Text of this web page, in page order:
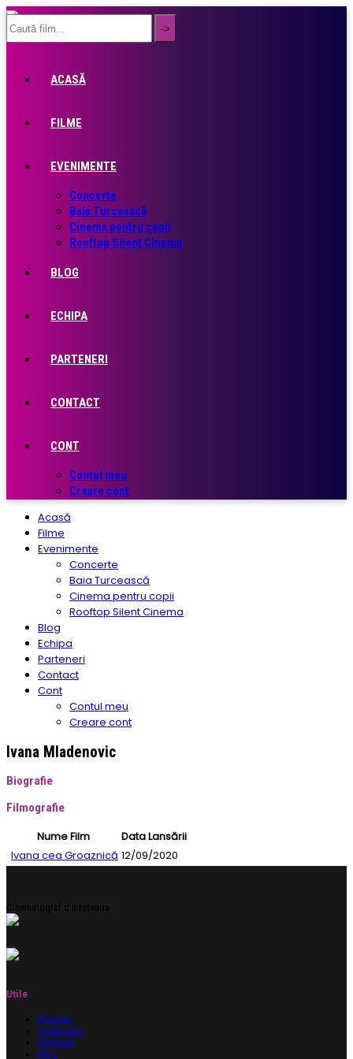
ACASĂ
FILME
EVENIMENTE
Concerte
Baia Turcească
Cinema pentru copii
Rooftop Silent Cinema
BLOG
ECHIPA
PARTENERI
CONTACT
CONT
Contul meu
Creare cont
Acasă
Filme
Evenimente
Concerte
Baia Turcească
Cinema pentru copii
Rooftop Silent Cinema
Blog
Echipa
Parteneri
Contact
Cont
Contul meu
Creare cont
Ivana Mladenovic
Biografie
Filmografie
Nume Film
Data Lansării
Ivana cea Groaznică 12/09/2020
Cinematograf din rețeaua
Utile
Program
Evenimente
Parteneri
Blog